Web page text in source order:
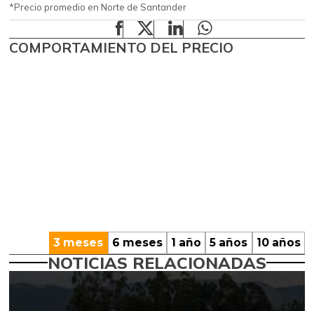
*Precio promedio en Norte de Santander
COMPORTAMIENTO DEL PRECIO
3 meses 6 meses 1 año 5 años 10 años
NOTICIAS RELACIONADAS